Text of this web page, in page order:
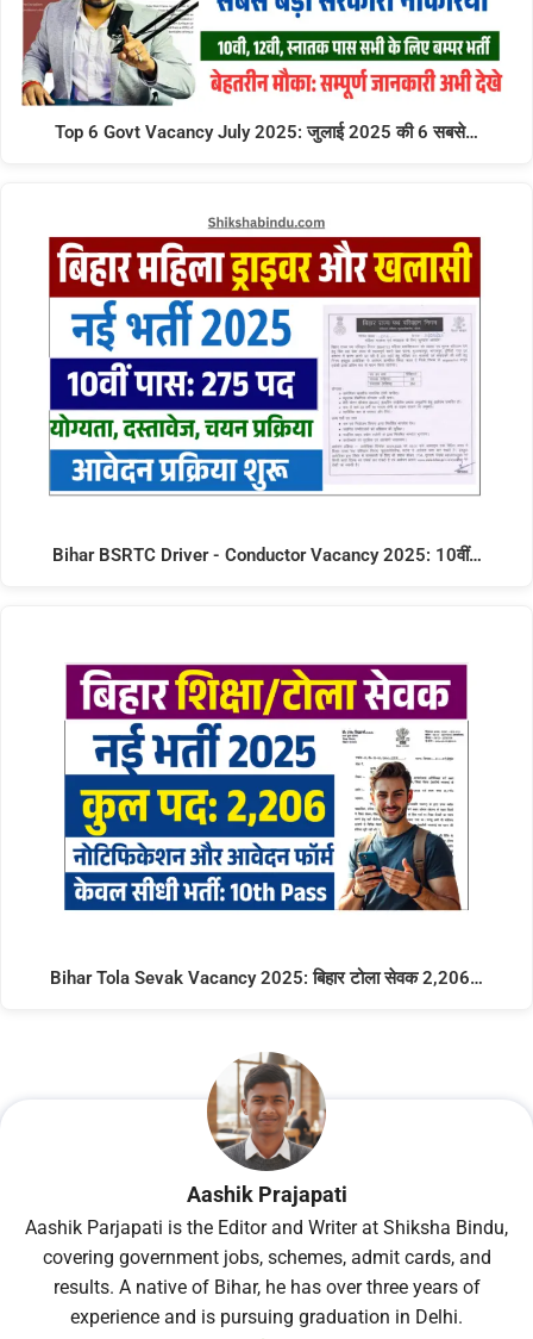
Top 6 Govt Vacancy July 2025: जुलाई 2025 की 6 सबसे…
Bihar BSRTC Driver - Conductor Vacancy 2025: 10वीं…
Bihar Tola Sevak Vacancy 2025: बिहार टोला सेवक 2,206…
Aashik Prajapati
Aashik Parjapati is the Editor and Writer at Shiksha Bindu,
covering government jobs, schemes, admit cards, and
results. A native of Bihar, he has over three years of
experience and is pursuing graduation in Delhi.